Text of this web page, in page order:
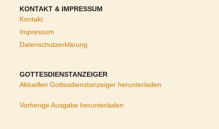
KONTAKT & IMPRESSUM
Kontakt
Impressum
Datenschutzerklärung
GOTTESDIENSTANZEIGER
Aktuellen Gottesdienstanzeiger herunterladen
Vorherige Ausgabe herunterladen